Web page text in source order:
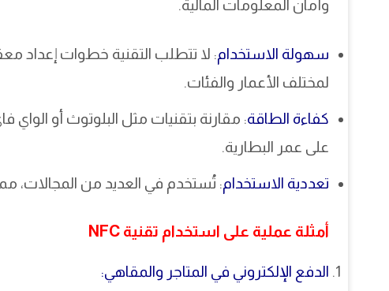
وأمان المعلومات المالية.
سهولة الاستخدام: لا تتطلب التقنية خطوات إعداد
لمختلف الأعمار والفئات.
كفاءة الطاقة
على عمر البطارية.
تعددية الاستخدام: تُستخدم في العديد من المجالات،
أمثلة عملية على استخدام تقنية NFC
الدفع الإلكتروني في المتاجر والمقاهي: